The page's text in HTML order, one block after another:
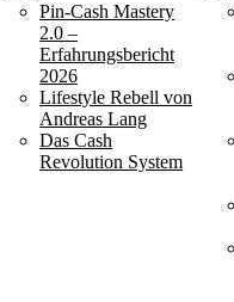
Pin-Cash Mastery
2.0 –
Erfahrungsbericht
2026
Lifestyle Rebell von
Andreas Lang
Das Cash
Revolution System